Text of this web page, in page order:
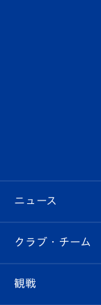
ニュース
すべて
クラブ・チーム
観戦